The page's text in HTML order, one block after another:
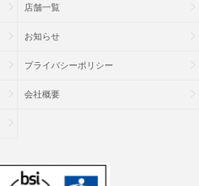
店舗一覧
お知らせ
プライバシーポリシー
会社概要